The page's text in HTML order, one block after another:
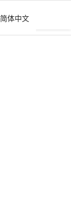
简体中文